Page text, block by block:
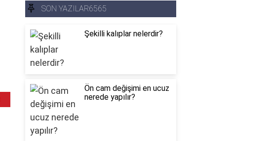
SON YAZILAR6565
Şekilli kalıplar nelerdir?
Ön cam değişimi en ucuz
nerede yapılır?